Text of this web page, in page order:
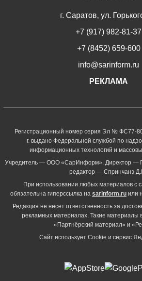
г. Саратов, ул.
+7 (917) 982-81-37
+7 (8452) 659-600
info@sarinform.ru
РЕКЛАМА
Регистрационный номер серия Эл № ФС77-
г. выдано Федеральной службой по
информационных технологий и
Учредитель — ООО «СарИнформ». Директор —
редактор — Спринчанэ
При использовании любых материалов с
обязательна гиперссылка на sarinform.ru или
Редакция не несет ответственность за
рекламных материалах. Такие материалы
«Партнёрский материал» и
Сайт использует Cookie и сервиc